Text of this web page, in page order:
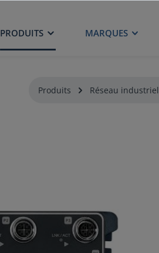
PRODUITS MARQUES
Produits Réseau industriel